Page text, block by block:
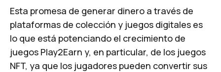
Esta promesa de generar dinero a través de
plataformas de colección y juegos digitales es
lo que está potenciando el crecimiento de
juegos Play2Earn y, en particular, de los juegos
NFT, ya que los jugadores pueden convertir sus